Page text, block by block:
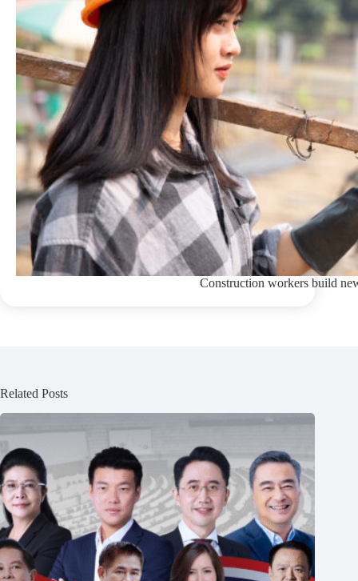
Construction workers build
Related Posts